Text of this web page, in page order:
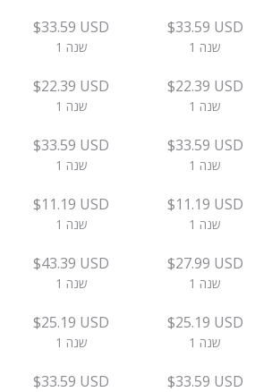
$33.59 USD
1 שנה
$33.59 USD
1 שנה
$22.39 USD
1 שנה
$22.39 USD
1 שנה
$33.59 USD
1 שנה
$33.59 USD
1 שנה
$11.19 USD
1 שנה
$11.19 USD
1 שנה
$43.39 USD
1 שנה
$27.99 USD
1 שנה
$25.19 USD
1 שנה
$25.19 USD
1 שנה
$33.59 USD $33.59 USD